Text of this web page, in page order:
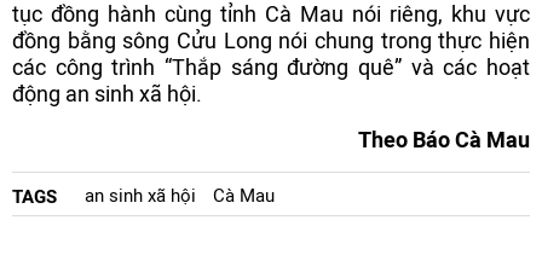
tục đồng hành cùng tỉnh Cà Mau nói riêng, khu vực
đồng bằng sông Cửu Long nói chung trong thực hiện
các công trình “Thắp sáng đường quê” và các hoạt
động an sinh xã hội.
Theo Báo Cà Mau
TAGS an sinh xã hội Cà Mau